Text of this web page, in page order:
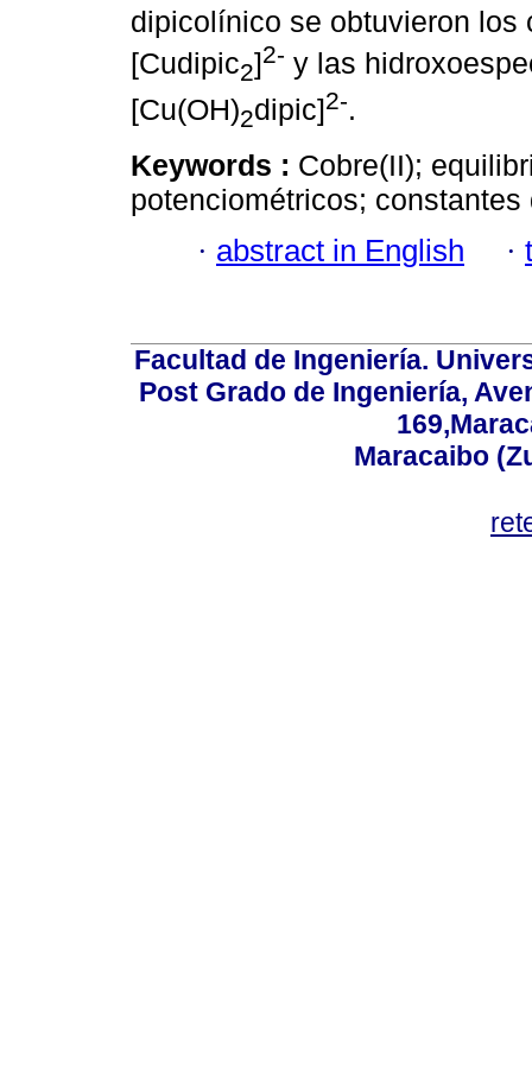
dipicolínico se obtuvieron los
[Cudipic2]2- y las
[Cu(OH)2dipic]2-.
Keywords : Cobre(II);
potenciométricos;
· abstract in English ·
Facultad de Ingeniería.
Post Grado de Ingeniería,
Maracaibo